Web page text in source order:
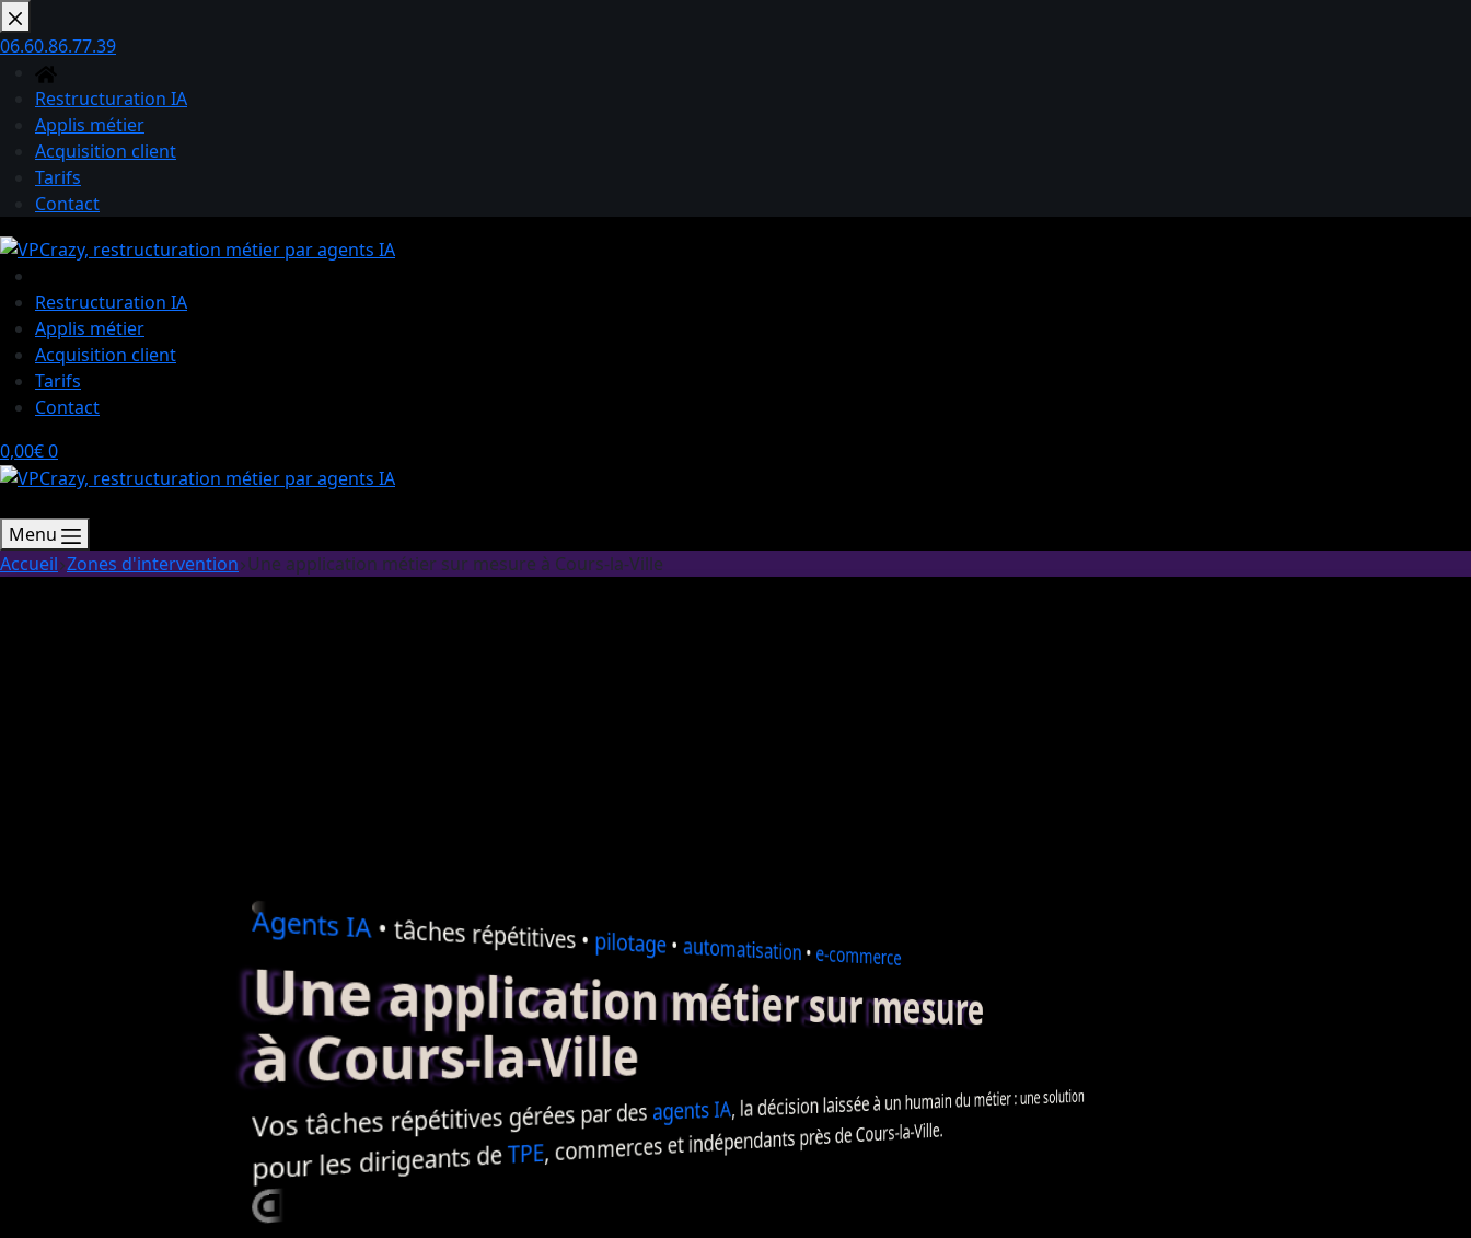
Passer
au
contenu
06.60.86.77.39
Restructuration IA
Applis métier
Acquisition client
Tarifs
Contact
Restructuration IA
Applis métier
Acquisition client
Tarifs
Contact
Panier
d’achat
0,00€0
Menu
Accueil Zones d'intervention Une application métier sur mesure à Cours-la-Ville
AgentsIA• tâches répétitives • pilotage• automatisation•e-commerce
Une application métier sur mesure
à Cours-la-Ville
Vos tâches répétitives gérées par des agentsIA, la décision laissée à un humain du métier : une solution
pour les dirigeants deTPE, commerces et indépendants près de Cours-la-Ville.